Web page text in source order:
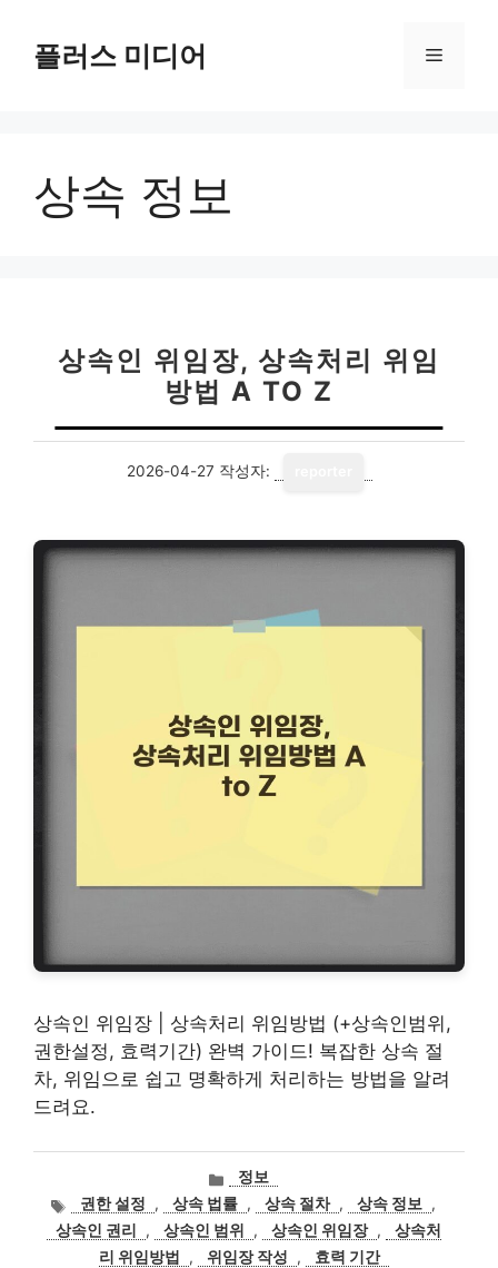
플러스 미디어 메
상속 정보
상속인 위임장, 상속처리 위임
방법 A TO Z
2026-04-27 작성자:
상속인 위임장 | 상속처리 위임방법 (+상속인범위,
권한설정, 효력기간) 완벽 가이드! 복잡한 상속 절
차, 위임으로 쉽고 명확하게 처리하는 방법을 알려
드려요.
카
테
고
리
정보
태
그
권한 설정 , 상속 법률 , 상속 절차 , 상속 정보
,
상속인 권리
, 상속인 범위 , 상속인 위임장 ,
상속처
리 위임방법
, 위임장 작성 , 효력 기간